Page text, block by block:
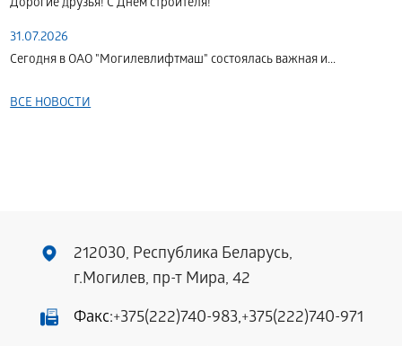
Дорогие друзья! С Днем строителя!
31.07.2026
Сегодня в ОАО "Могилевлифтмаш" состоялась важная и...
ВСЕ НОВОСТИ
212030, Республика Беларусь,
г.Могилев, пр-т Мира, 42
Факс:+375(222)740-983,+375(222)740-971